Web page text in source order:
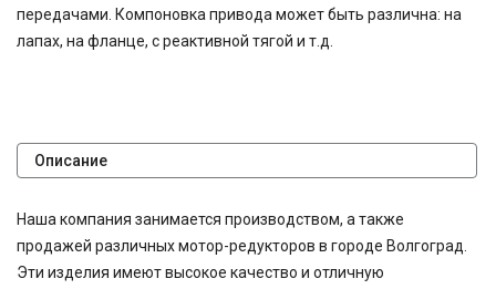
45
54,02
71
80
80,2
передачами. Компоновка привода может быть различна: на
лапах, на фланце, с реактивной тягой и т.д.
Описание
Наша компания занимается производством, а также
продажей различных мотор-редукторов в городе Волгоград.
Эти изделия имеют высокое качество и отличную